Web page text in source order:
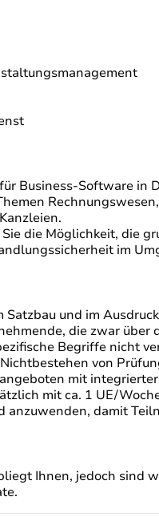
Business-Software in
die Möglichkeit, die
im
und im
die zwar
Begriffe nicht
von
mit
mit ca. 1 UE/
anzuwenden, damit
Ihnen, jedoch sind